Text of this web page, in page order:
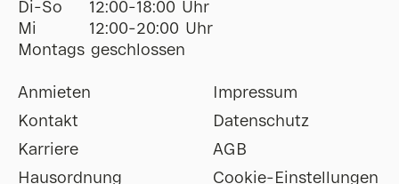
Di-So
12:00-18:00 Uhr
Mi
12:00-20:00 Uhr
Montags geschlossen
Anmieten
Kontakt
Karriere
Hausordnung
Impressum
Datenschutz
AGB
Cookie-Einstellungen